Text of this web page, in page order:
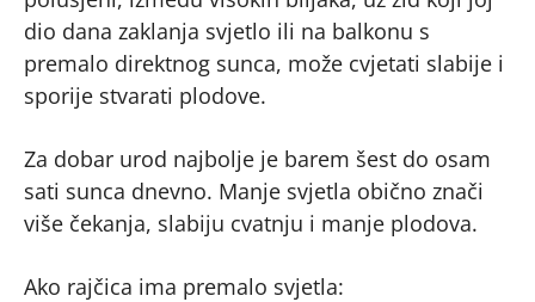
dio dana zaklanja svjetlo ili na balkonu s
premalo direktnog sunca, može cvjetati slabije i
sporije stvarati plodove.
Za dobar urod najbolje je barem šest do osam
sati sunca dnevno. Manje svjetla obično znači
više čekanja, slabiju cvatnju i manje plodova.
Ako rajčica ima premalo svjetla: